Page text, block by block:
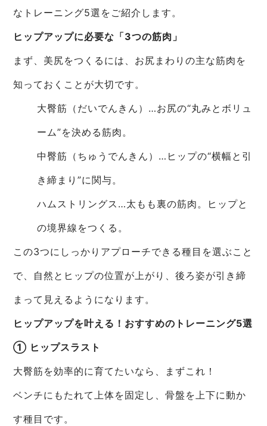
なトレーニング5選をご紹介します。
ヒップアップに必要な「3つの筋肉」
まず、美尻をつくるには、お尻まわりの主な筋肉を
知っておくことが大切です。
大臀筋（だいでんきん）…お尻の“丸みとボリュ
ーム”を決める筋肉。
中臀筋（ちゅうでんきん）…ヒップの“横幅と引
き締まり”に関与。
ハムストリングス…太もも裏の筋肉。ヒップと
の境界線をつくる。
この3つにしっかりアプローチできる種目を選ぶこと
で、自然とヒップの位置が上がり、後ろ姿が引き締
まって見えるようになります。
ヒップアップを叶える！おすすめのトレーニング5選
① ヒップスラスト
大臀筋を効率的に育てたいなら、まずこれ！
ベンチにもたれて上体を固定し、骨盤を上下に動か
す種目です。